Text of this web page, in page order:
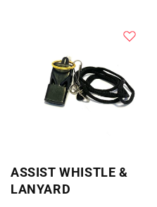
ASSIST WHISTLE &
LANYARD